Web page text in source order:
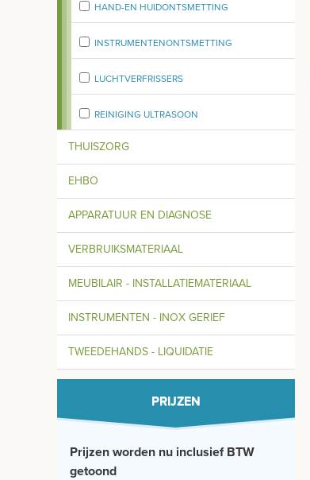
HAND-EN HUIDONTSMETTING
INSTRUMENTENONTSMETTING
LUCHTVERFRISSERS
REINIGING ULTRASOON
THUISZORG
EHBO
APPARATUUR EN DIAGNOSE
VERBRUIKSMATERIAAL
MEUBILAIR - INSTALLATIEMATERIAAL
INSTRUMENTEN - INOX GERIEF
TWEEDEHANDS - LIQUIDATIE
PRIJZEN
Prijzen worden nu inclusief BTW
getoond